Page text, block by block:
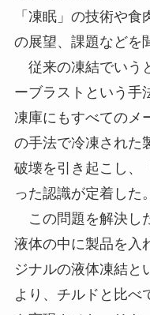
「凍眠」の技術や
の展望、課題などを
従来の凍結でいう
ーブラストという手
凍庫にもすべてのメ
の手法で冷凍された
破壊を引き起こし、
った認識が定着した。
この問題を解決し
液体の中に製品を入
ジナルの液体凍結と
より、チルドと比べ